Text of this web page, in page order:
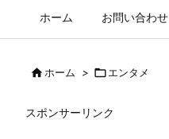
ホーム お問い合わせ
ホーム > エンタメ
スポンサーリンク